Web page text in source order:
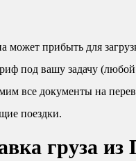
может прибыть для
под вашу задачу
все документы на
поездки.
груза